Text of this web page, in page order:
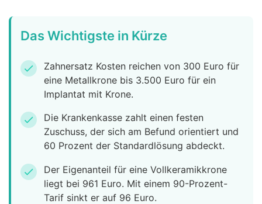
Das Wichtigste in Kürze
check
Zahnersatz Kosten reichen von 300 Euro für
eine Metallkrone bis 3.500 Euro für ein
Implantat mit Krone.
check
Die Krankenkasse zahlt einen festen
Zuschuss, der sich am Befund orientiert und
60 Prozent der Standardlösung abdeckt.
check
Der Eigenanteil für eine Vollkeramikkrone
liegt bei 961 Euro. Mit einem 90-Prozent-
Tarif sinkt er auf 96 Euro.